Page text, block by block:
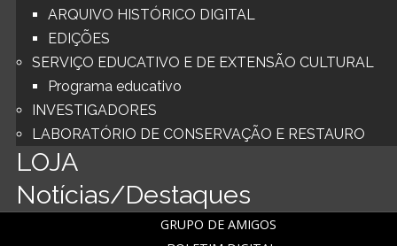
ARQUIVO HISTÓRICO DIGITAL
EDIÇÕES
SERVIÇO EDUCATIVO E DE EXTENSÃO CULTURAL
Programa educativo
INVESTIGADORES
LABORATÓRIO DE CONSERVAÇÃO E RESTAURO
LOJA
Notícias/Destaques
GRUPO DE AMIGOS